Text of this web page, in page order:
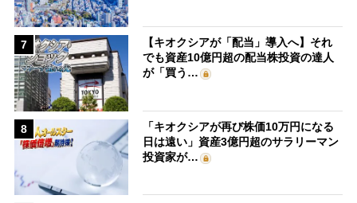
7
【キオクシアが「配当」導入へ】それ
でも資産10億円超の配当株投資の達人
が「買う…
8
「キオクシアが再び株価10万円になる
日は遠い」資産3億円超のサラリーマン
投資家が…